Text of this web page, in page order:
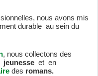
nous avons mis
durable au sein du
, nous collectons des
jeunesse et en
des romans.